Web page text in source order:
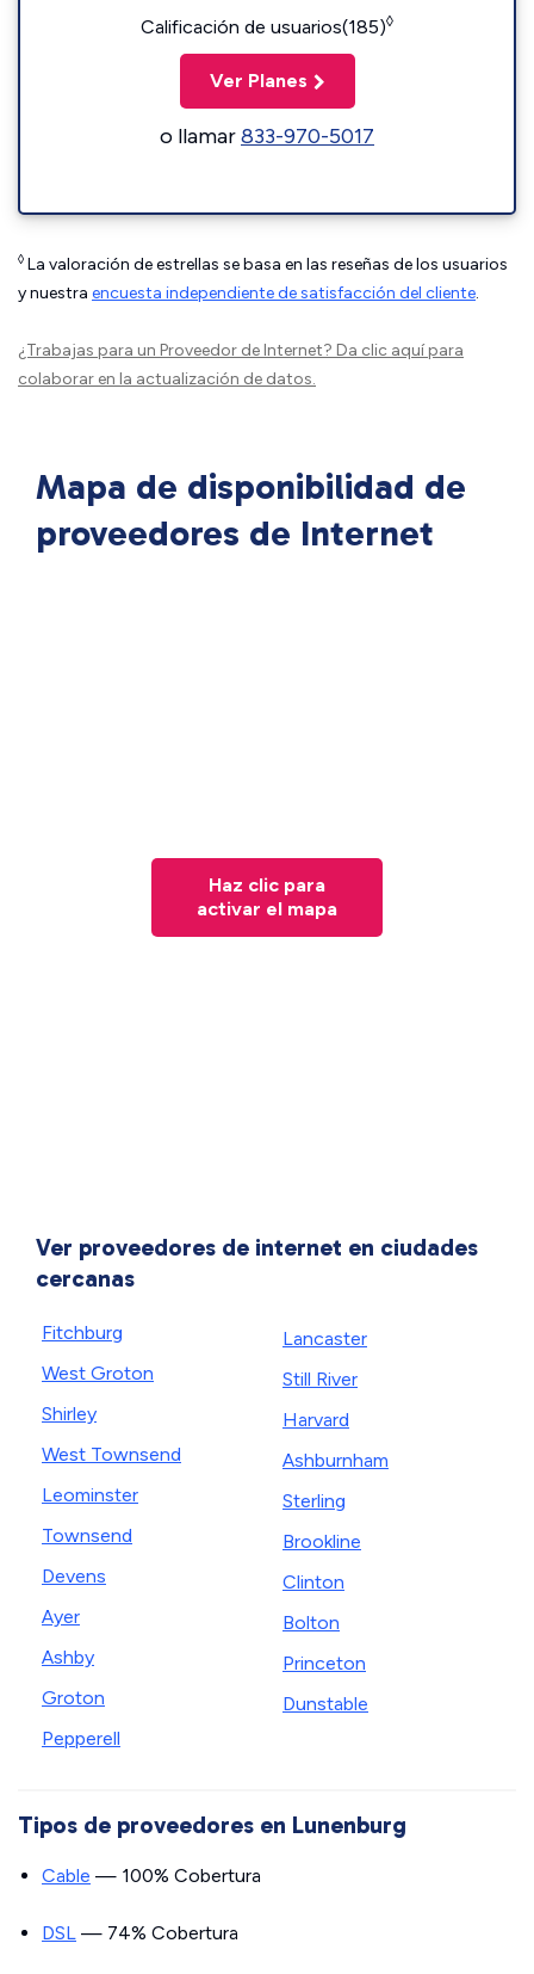
Calificación de usuarios(185)◊
Ver Planes
o llamar833-970-5017
◊ La valoración de estrellas se basa en las reseñas de los usuarios
y nuestra encuesta independiente de satisfacción del cliente.
¿Trabajas para un Proveedor de Internet? Da clic aquípara
colaborar en la actualización de datos.
Mapa de disponibilidad de
proveedores de Internet
Haz clic para
activar el mapa
Ver proveedores de internet en ciudades
cercanas
Fitchburg
West Groton
Shirley
West Townsend
Leominster
Townsend
Devens
Ayer
Ashby
Groton
Pepperell
Lancaster
Still River
Harvard
Ashburnham
Sterling
Brookline
Clinton
Bolton
Princeton
Dunstable
Tipos de proveedores en Lunenburg
Cable — 100% Cobertura
DSL — 74% Cobertura